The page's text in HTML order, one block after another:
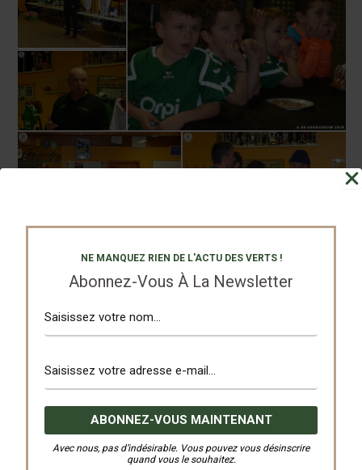
NE MANQUEZ RIEN DE L'ACTU DES VERTS !
Abonnez-Vous À La Newsletter
Avec nous, pas d’indésirable. Vous pouvez vous désinscrire
quand vous le souhaitez.